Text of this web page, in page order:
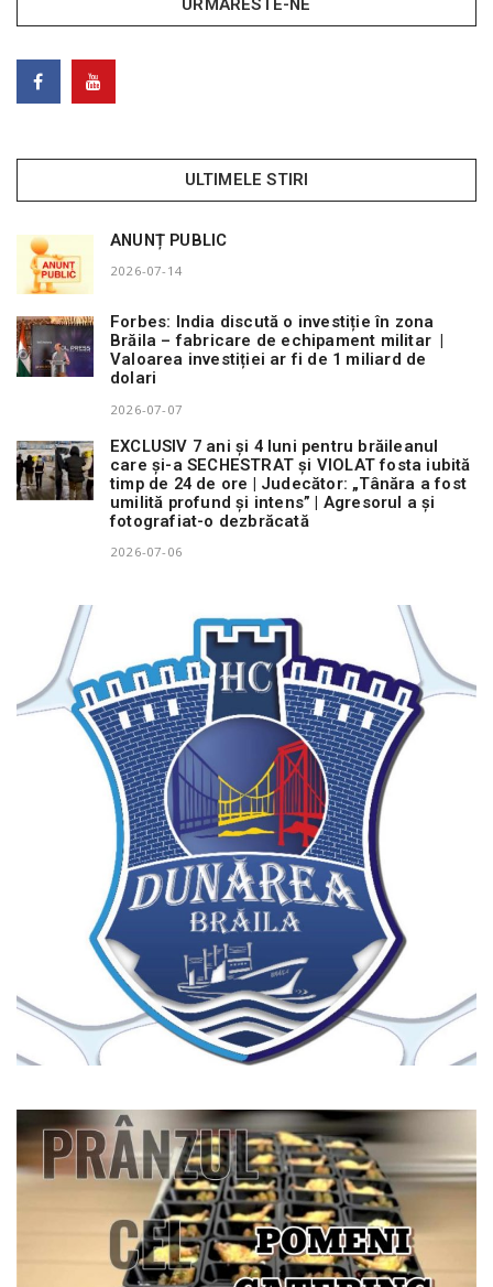
URMARESTE-NE
ULTIMELE STIRI
ANUNȚ PUBLIC
2026-07-14
Forbes: India discută o investiție în zona
Brăila – fabricare de echipament militar |
Valoarea investiției ar fi de 1 miliard de
dolari
2026-07-07
EXCLUSIV 7 ani și 4 luni pentru brăileanul
care și-a SECHESTRAT și VIOLAT fosta iubită
timp de 24 de ore | Judecător: „Tânăra a fost
umilită profund și intens” | Agresorul a și
fotografiat-o dezbrăcată
2026-07-06